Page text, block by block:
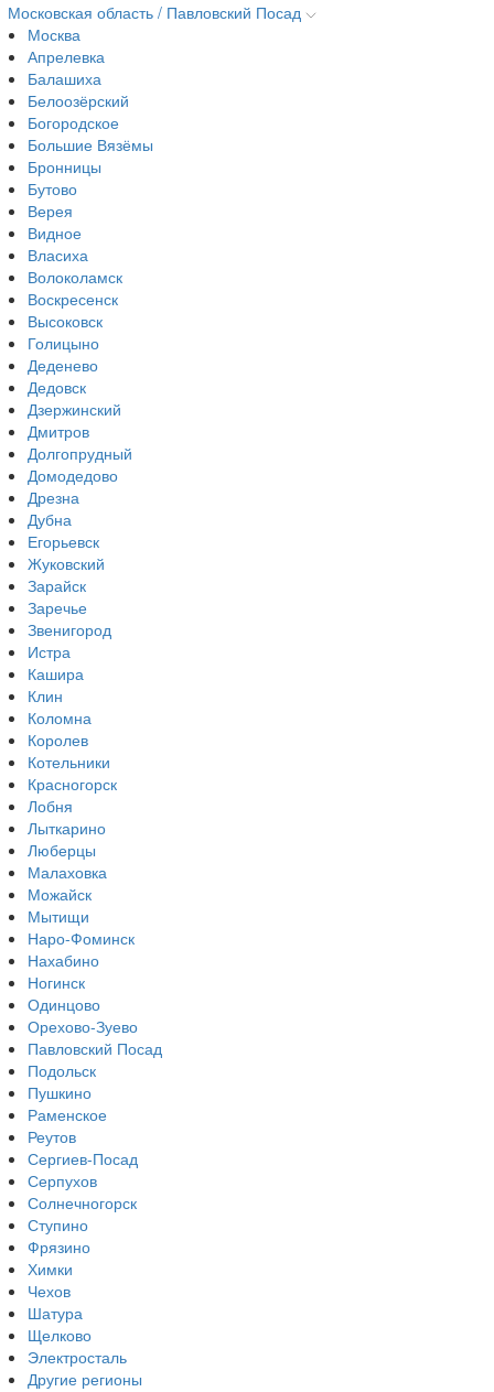
Московская область / Павловский Посад
Москва
Апрелевка
Балашиха
Белоозёрский
Богородское
Большие Вязёмы
Бронницы
Бутово
Верея
Видное
Власиха
Волоколамск
Воскресенск
Высоковск
Голицыно
Деденево
Дедовск
Дзержинский
Дмитров
Долгопрудный
Домодедово
Дрезна
Дубна
Егорьевск
Жуковский
Зарайск
Заречье
Звенигород
Истра
Кашира
Клин
Коломна
Королев
Котельники
Красногорск
Лобня
Лыткарино
Люберцы
Малаховка
Можайск
Мытищи
Наро-Фоминск
Нахабино
Ногинск
Одинцово
Орехово-Зуево
Павловский Посад
Подольск
Пушкино
Раменское
Реутов
Сергиев-Посад
Серпухов
Солнечногорск
Ступино
Фрязино
Химки
Чехов
Шатура
Щелково
Электросталь
Другие регионы